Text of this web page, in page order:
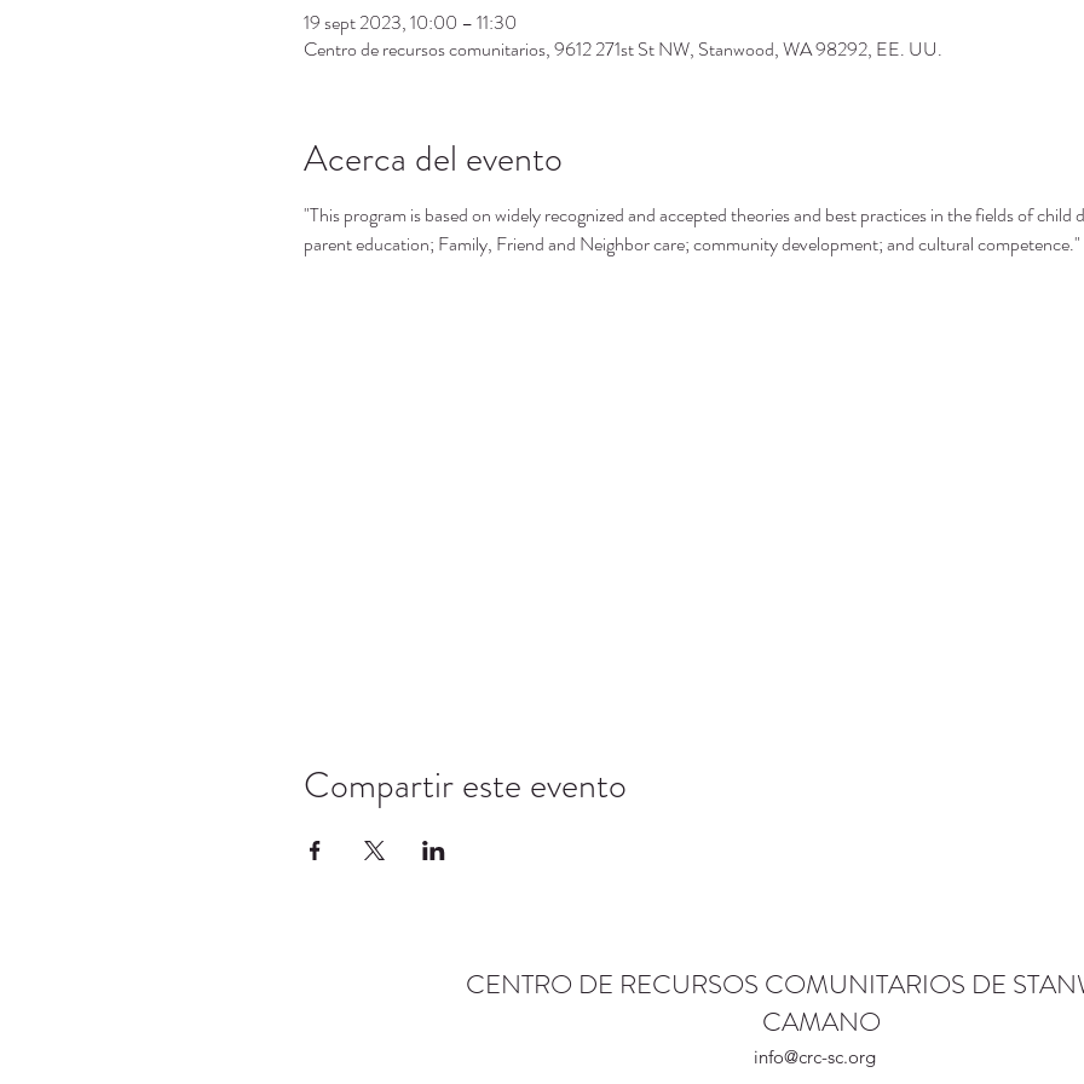
19 sept 2023, 10:00 – 11:30
Centro de recursos comunitarios, 9612 271st St NW, Stanwood, WA 98292, EE. UU.
Acerca del evento
"This program is based on widely recognized and accepted theories and best practices in the fields of child
parent education; Family, Friend and Neighbor care; community development; and cultural competence."
Compartir este evento
CENTRO DE RECURSOS COMUNITARIOS DE
CAMANO
info@crc-sc.org